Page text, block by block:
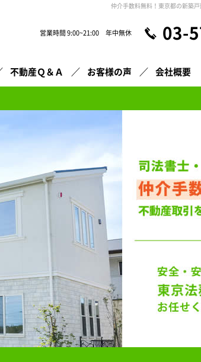
仲介手数料無料！東京都の新築
営業時間 9:00~21:00 年中無休 03-
不動産Ｑ＆Ａ お客様の声 会社概要